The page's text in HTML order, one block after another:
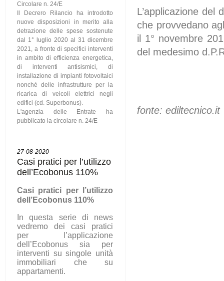
Circolare n. 24/E
Il Decrero Rilancio ha introdotto
nuove disposizioni in merito alla
detrazione delle spese sostenute
dal 1° luglio 2020 al 31 dicembre
2021, a fronte di specifici interventi
in ambito di efficienza energetica,
di interventi antisismici, di
installazione di impianti fotovoltaici
nonché delle infrastrutture per la
ricarica di veicoli elettrici negli
edifici (cd. Superbonus).
L'agenzia delle Entrate ha
pubblicato la circolare n. 24/E
27-08-2020
Casi pratici per l’utilizzo
dell’Ecobonus 110%
Casi pratici per l’utilizzo
dell’Ecobonus 110%
In questa serie di news
vedremo dei casi pratici
per l’applicazione
dell’Ecobonus sia per
interventi su singole unità
immobiliari che su
appartamenti.
L’applicazione
che provvedano
il 1° novembre
del medesimo
fonte: ediltecnico.it